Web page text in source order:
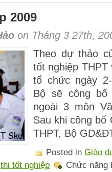
2009
on Tháng 3 27th,
Theo dự thảo
tốt nghiệp
tổ chức ngày
Bộ sẽ công
ngoài 3 môn
Sau khi công bố
THPT, Bộ
Posted in Giáo
thi tốt nghiệp Chức năng